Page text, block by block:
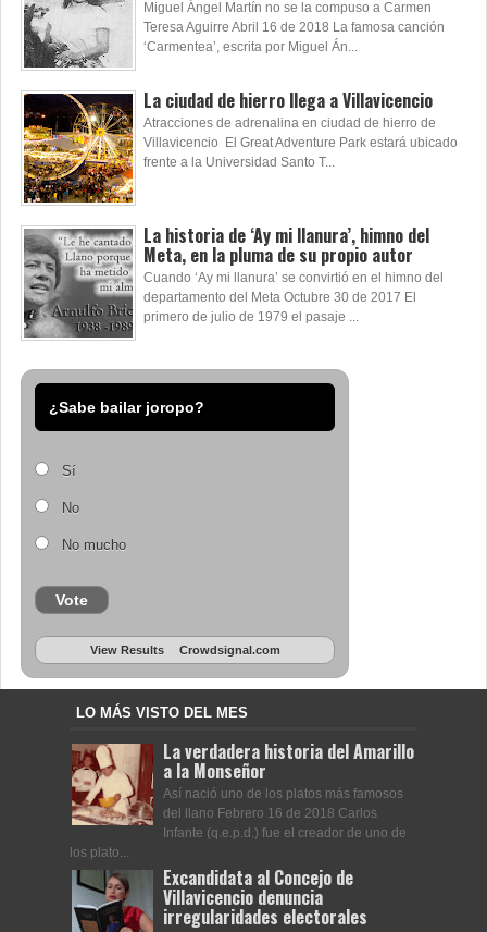
Miguel Ángel Martín no se la compuso a Carmen
Teresa Aguirre Abril 16 de 2018 La famosa canción
‘Carmentea’, escrita por Miguel Án...
La ciudad de hierro llega a Villavicencio
Atracciones de adrenalina en ciudad de hierro de
Villavicencio El Great Adventure Park estará ubicado
frente a la Universidad Santo T...
La historia de ‘Ay mi llanura’, himno del
Meta, en la pluma de su propio autor
Cuando ‘Ay mi llanura’ se convirtió en el himno del
departamento del Meta Octubre 30 de 2017 El
primero de julio de 1979 el pasaje ...
¿Sabe bailar joropo?
Sí
No
No mucho
Vote
View Results Crowdsignal.com
LO MÁS VISTO DEL MES
La verdadera historia del Amarillo
a la Monseñor
Así nació uno de los platos más famosos
del llano Febrero 16 de 2018 Carlos
Infante (q.e.p.d.) fue el creador de uno de
los plato...
Excandidata al Concejo de
Villavicencio denuncia
irregularidades electorales